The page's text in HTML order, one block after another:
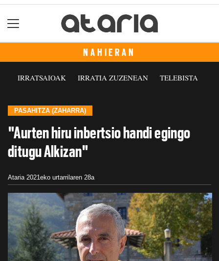
NAHIERAN
IRRATSAIOAK IRRATIA ZUZENEAN TELEBISTA
PASAHITZA (ZAHARRA)
"Aurten hiru inbertsio handi egingo
ditugu Alkizan"
Ataria 2021eko urtarrilaren 28a